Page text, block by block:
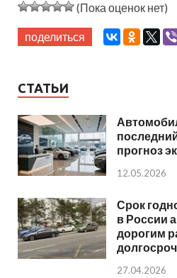
(Пока оценок нет)
поделиться
СТАТЬИ
прогноз
12.05.2026
Срок
в России
дорогим
27.04.2026